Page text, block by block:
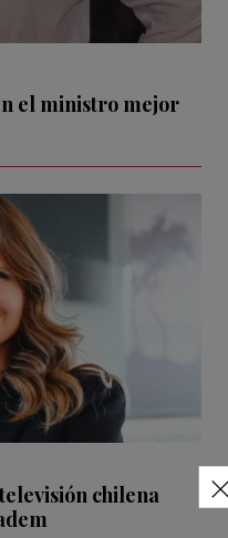
el ministro mejor
chilena